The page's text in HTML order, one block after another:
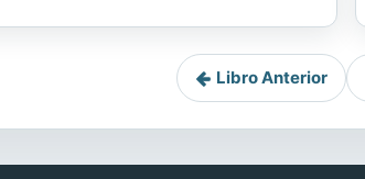
Libro Anterior